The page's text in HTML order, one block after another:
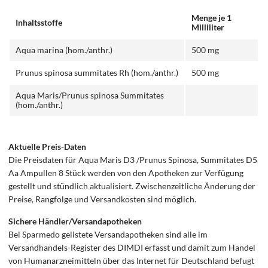
Inhaltsstoffe
Menge je 1
Milliliter
Aqua marina (hom./anthr.) 500 mg
Prunus spinosa summitates Rh (hom./anthr.) 500 mg
Aqua Maris/Prunus spinosa Summitates
(hom./anthr.)
Aktuelle Preis-Daten
Die Preisdaten für Aqua Maris D3 /Prunus Spinosa, Summitates D5
Aa Ampullen 8 Stück werden von den Apotheken zur Verfügung
gestellt und stündlich aktualisiert. Zwischenzeitliche Änderung der
Preise, Rangfolge und Versandkosten sind möglich.
Sichere Händler/Versandapotheken
Bei Sparmedo gelistete Versandapotheken sind alle im
Versandhandels-Register des DIMDI erfasst und damit zum Handel
von Humanarzneimitteln über das Internet für Deutschland befugt